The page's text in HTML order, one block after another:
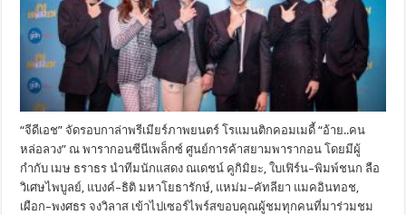
“จีดีเอช” จัดรอบกาล่าพรีเมียร์ภาพยนตร์ โรแมนติกคอมเมดี้ “อ้าย..คน
หล่อลวง” ณ พารากอนซีนีเพล็กซ์ ศูนย์การค้าสยามพารากอน โดยมีผู้
กำกับ เมษ ธราธร นำทีมนักแสดง ณเดชน์ คูกิมิยะ, ใบเฟิร์น–พิมพ์ชนก ลือ
วิเศษไพบูลย์, แบงค์–ธิติ มหาโยธารักษ์, แหม่ม–คัทลียา แมคอินทอช,
เผือก–พงศธร จงวิลาส เข้าไปเซอร์ไพร์สขอบคุณผู้ชมทุกคนที่มาร่วมชม